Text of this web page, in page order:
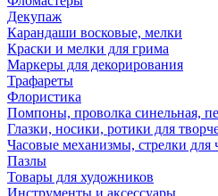
Декупаж
Карандаши восковые, мелки
Краски и мелки для грима
Маркеры для декорирования
Трафареты
Флористика
Помпоны, проволка синельная,
Глазки, носики, ротики для
Часовые механизмы, стрелки для
Пазлы
Товары для художников
Инструменты и аксессуары